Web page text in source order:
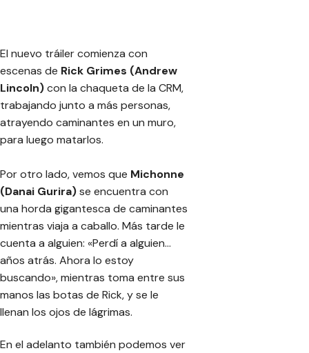
El nuevo tráiler comienza con
escenas de Rick Grimes (Andrew
Lincoln)con la chaqueta de la CRM,
trabajando junto a más personas,
atrayendo caminantes en un muro,
para luego matarlos.
Por otro lado, vemos que Michonne
(Danai Gurira)se encuentra con
una horda gigantesca de caminantes
mientras viaja a caballo. Más tarde le
cuenta a alguien: «Perdí a alguien…
años atrás. Ahora lo estoy
buscando», mientras toma entre sus
manos las botas de Rick, y se le
llenan los ojos de lágrimas.
En el adelanto también podemos ver